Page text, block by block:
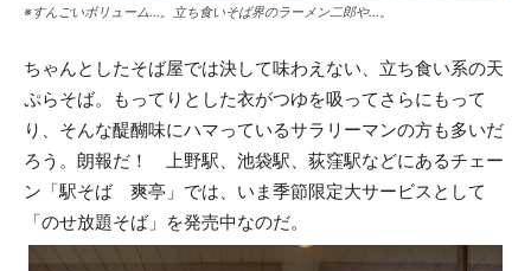
※すんごいボリューム…。立ち食いそば界のラーメン二郎や…。
ちゃんとしたそば屋では決して味わえない、立ち食い系の天
ぷらそば。もってりとした衣がつゆを吸ってさらにもって
り、そんな醍醐味にハマっているサラリーマンの方も多いだ
ろう。朗報だ！ 上野駅、池袋駅、荻窪駅などにあるチェー
ン「駅そば 爽亭」では、いま季節限定大サービスとして
「のせ放題そば」を発売中なのだ。